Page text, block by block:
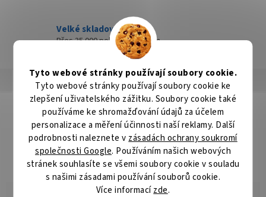
Tyto webové stránky používají soubory cookie.
Tyto webové stránky používají soubory cookie ke
zlepšení uživatelského zážitku. Soubory cookie také
používáme ke shromažďování údajů za účelem
personalizace a měření účinnosti naší reklamy. Další
podrobnosti naleznete v zásadách ochrany soukromí
společnosti Google. Používáním našich webových
stránek souhlasíte se všemi soubory cookie v souladu
s našimi zásadami používání souborů cookie.
Více informacízde.
Velké skladové zásoby
Přes 35 000 položek skladem
Popis Hodnocení Diskuze
Detailní popis produktu
Řady pilových kotoučů upravených pro řezání různých materiálů
akumulátorovými pilami. Konstrukce kotouče je přizpůsobena
specifickým požadavkům akumulátorových pil.